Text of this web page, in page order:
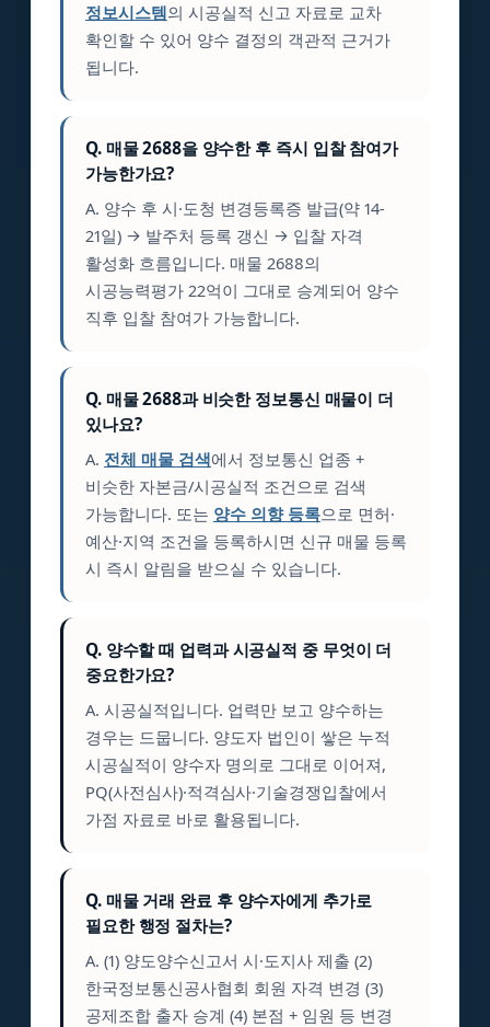
정보시스템의 시공실적 신고 자료로 교차
확인할 수 있어 양수 결정의 객관적 근거가
됩니다.
Q. 매물 2688을 양수한 후 즉시 입찰 참여가
가능한가요?
A. 양수 후 시·도청 변경등록증 발급(약 14-
21일) → 발주처 등록 갱신 → 입찰 자격
활성화 흐름입니다. 매물 2688의
시공능력평가 22억이 그대로 승계되어 양수
직후 입찰 참여가 가능합니다.
Q. 매물 2688과 비슷한 정보통신 매물이 더
있나요?
A. 전체 매물 검색에서 정보통신 업종 +
비슷한 자본금/시공실적 조건으로 검색
가능합니다. 또는 양수 의향 등록으로 면허·
예산·지역 조건을 등록하시면 신규 매물 등록
시 즉시 알림을 받으실 수 있습니다.
Q. 양수할 때 업력과 시공실적 중 무엇이 더
중요한가요?
A. 시공실적입니다. 업력만 보고 양수하는
경우는 드뭅니다. 양도자 법인이 쌓은 누적
시공실적이 양수자 명의로 그대로 이어져,
PQ(사전심사)·적격심사·기술경쟁입찰에서
가점 자료로 바로 활용됩니다.
Q. 매물 거래 완료 후 양수자에게 추가로
필요한 행정 절차는?
A. (1) 양도양수신고서 시·도지사 제출 (2)
한국정보통신공사협회 회원 자격 변경 (3)
공제조합 출자 승계 (4) 본점 + 임원 등 변경